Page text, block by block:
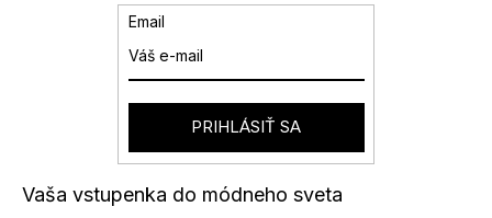
v
k
y
ý
i
v
e
Vaša vstupenka do módneho sveta
Email
PRIHLÁSIŤ SA